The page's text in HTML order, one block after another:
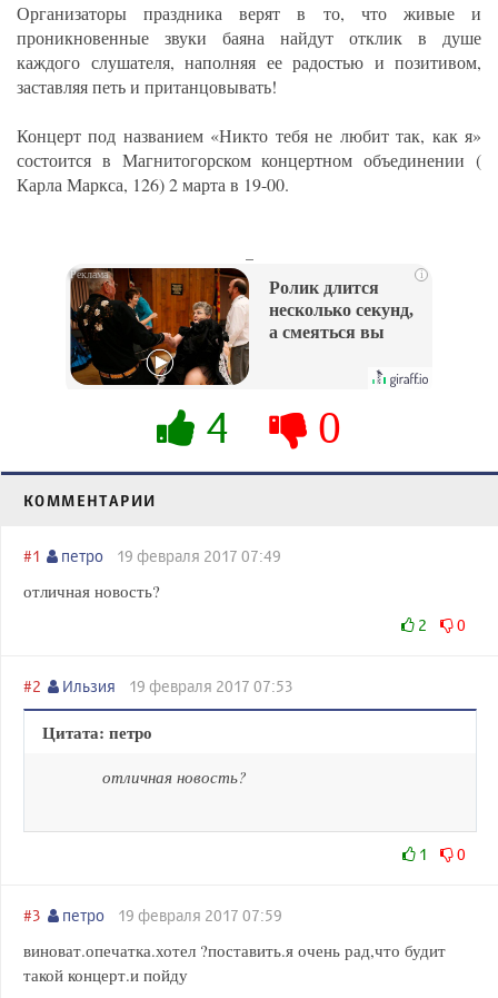
Организаторы праздника верят в то, что живые и
проникновенные звуки баяна найдут отклик в душе
каждого слушателя, наполняя ее радостью и позитивом,
заставляя петь и пританцовывать!
Концерт под названием «Никто тебя не любит так, как я»
состоится в Магнитогорском концертном объединении (
Карла Маркса, 126) 2 марта в 19-00.
i
Ролик длится
несколько секунд,
а смеяться вы
4 0
КОММЕНТАРИИ
#1 петро 19 февраля 2017 07:49
отличная новость?
2 0
#2 Ильзия 19 февраля 2017 07:53
Цитата: петро
отличная новость?
1 0
#3 петро 19 февраля 2017 07:59
виноват.опечатка.хотел ?поставить.я очень рад,что будит
такой концерт.и пойду